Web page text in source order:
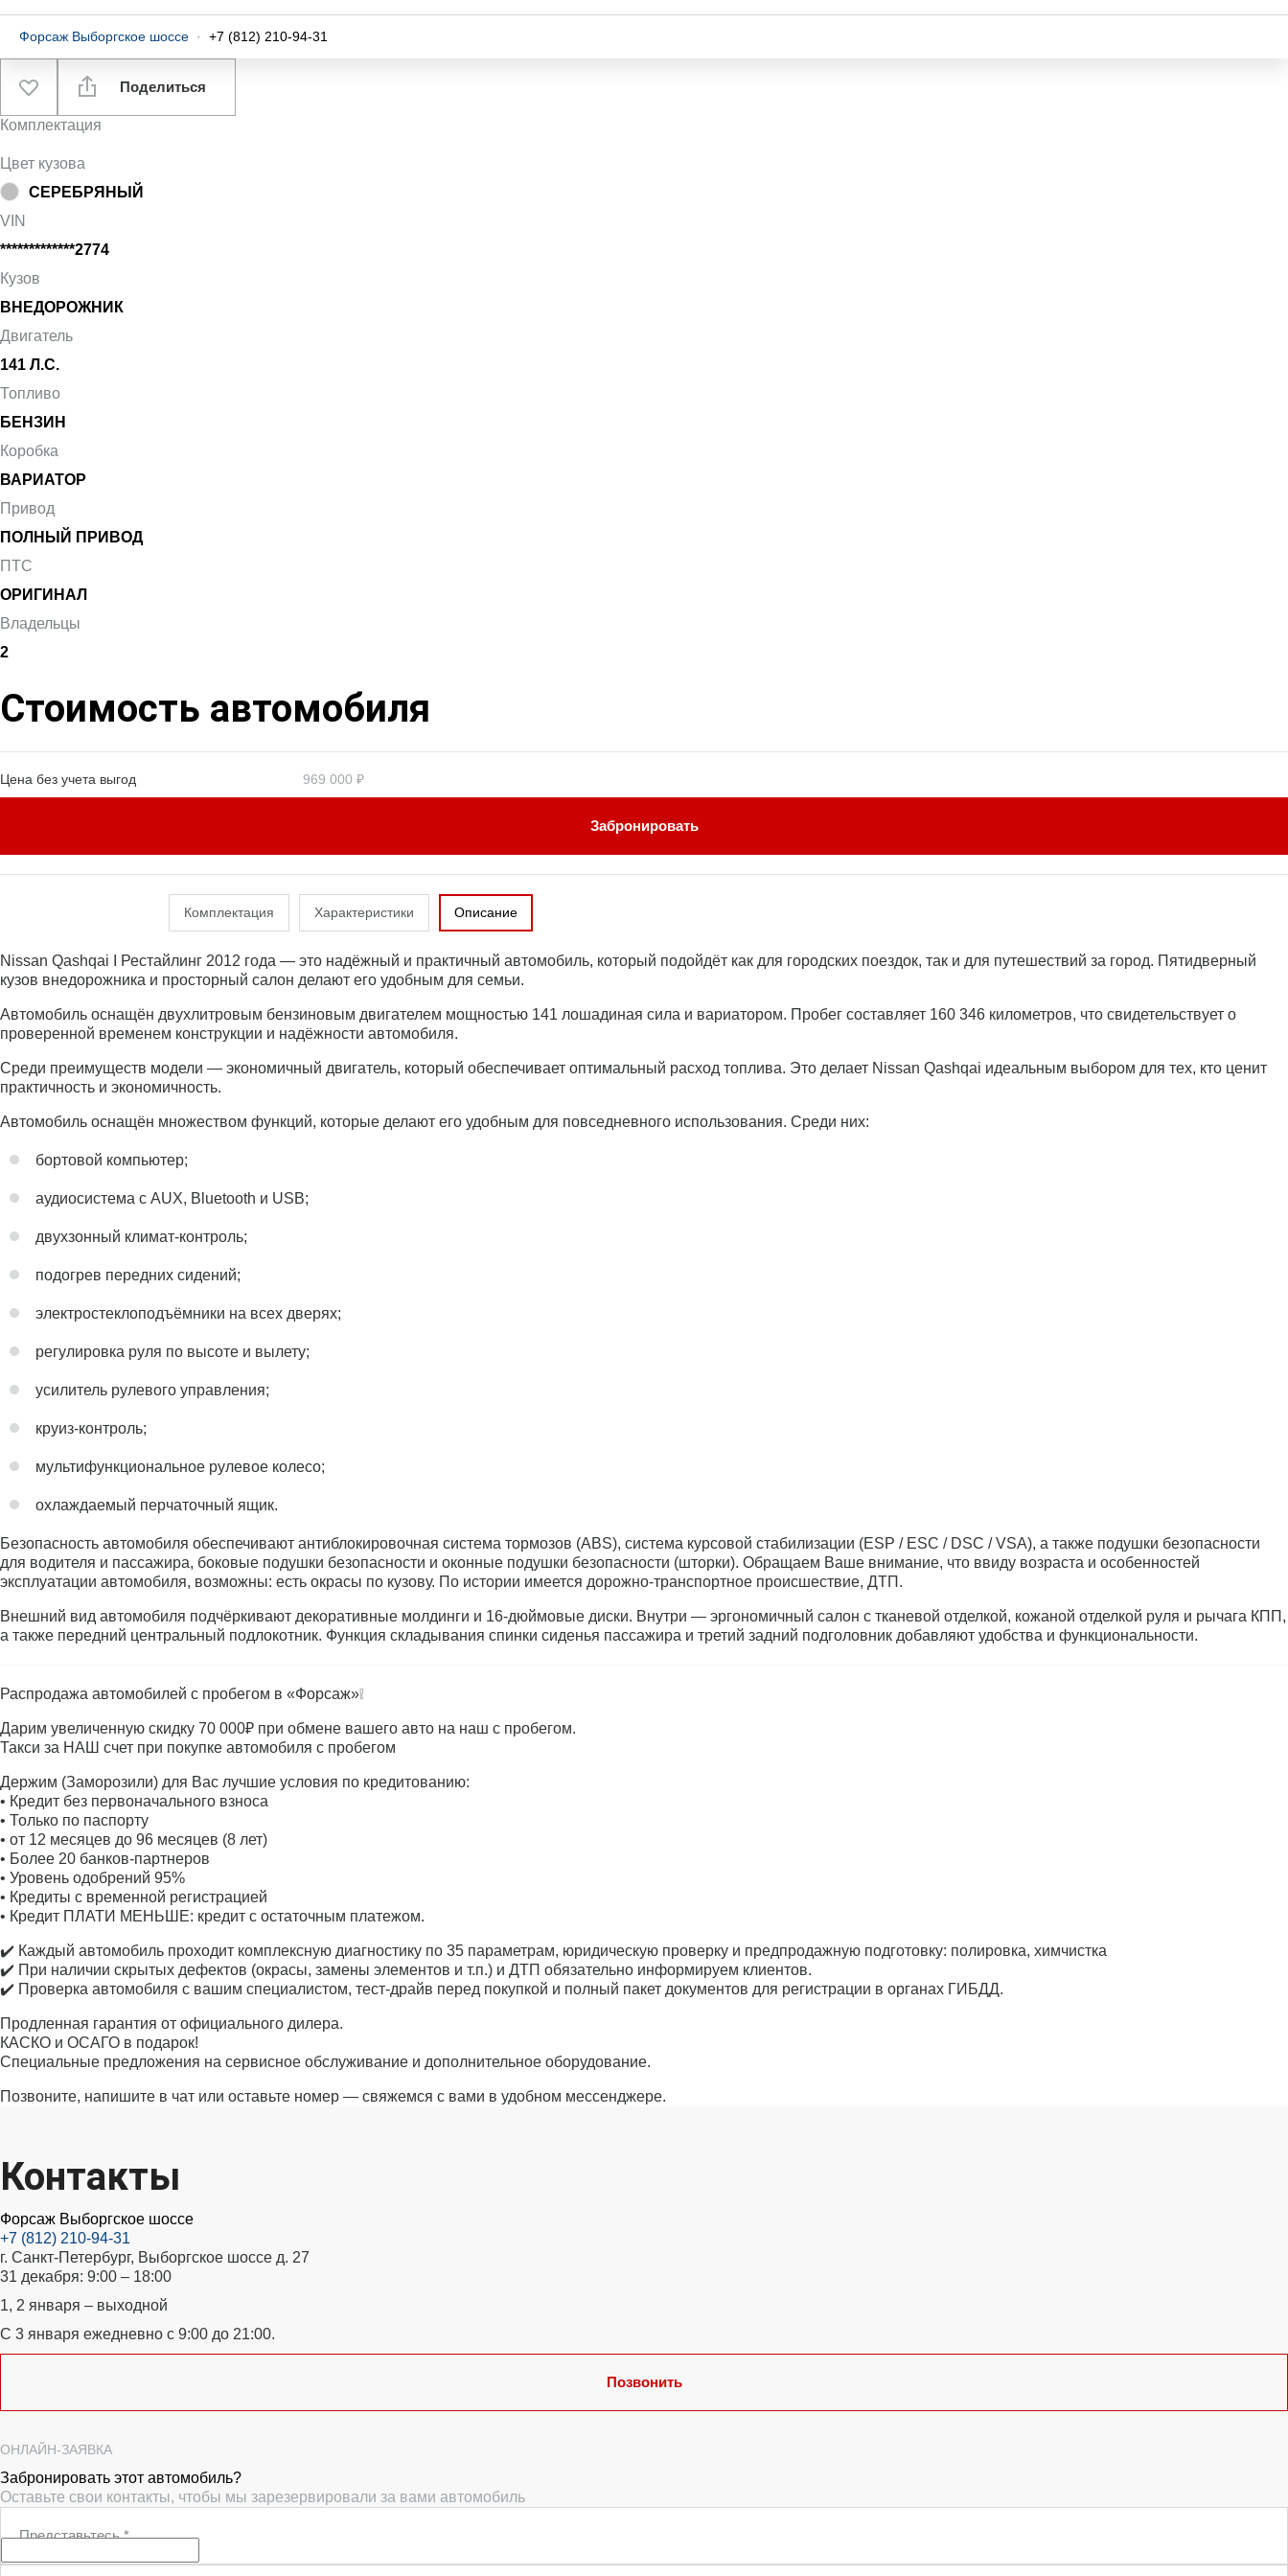
Форсаж Выборгское шоссе · +7 (812) 210-94-31
Поделиться
Комплектация
Цвет кузова
СЕРЕБРЯНЫЙ
VIN
*************2774
Кузов
ВНЕДОРОЖНИК
Двигатель
141 Л.С.
Топливо
БЕНЗИН
Коробка
ВАРИАТОР
Привод
ПОЛНЫЙ ПРИВОД
ПТС
ОРИГИНАЛ
Владельцы
2
Стоимость автомобиля
Цена без учета выгод 969 000 ₽
Забронировать
Комплектация Характеристики Описание
Nissan Qashqai I Рестайлинг 2012 года — это надёжный и практичный автомобиль, который подойдёт как для городских поездок, так и для путешествий за город. Пятидверный
кузов внедорожника и просторный салон делают его удобным для семьи.
Автомобиль оснащён двухлитровым бензиновым двигателем мощностью 141 лошадиная сила и вариатором. Пробег составляет 160 346 километров, что свидетельствует о
проверенной временем конструкции и надёжности автомобиля.
Среди преимуществ модели — экономичный двигатель, который обеспечивает оптимальный расход топлива. Это делает Nissan Qashqai идеальным выбором для тех, кто ценит
практичность и экономичность.
Автомобиль оснащён множеством функций, которые делают его удобным для повседневного использования. Среди них:
бортовой компьютер;
аудиосистема с AUX, Bluetooth и USB;
двухзонный климат-контроль;
подогрев передних сидений;
электростеклоподъёмники на всех дверях;
регулировка руля по высоте и вылету;
усилитель рулевого управления;
круиз-контроль;
мультифункциональное рулевое колесо;
охлаждаемый перчаточный ящик.
Безопасность автомобиля обеспечивают антиблокировочная система тормозов (ABS), система курсовой стабилизации (ESP / ESC / DSC / VSA), а также подушки безопасности
для водителя и пассажира, боковые подушки безопасности и оконные подушки безопасности (шторки). Обращаем Ваше внимание, что ввиду возраста и особенностей
эксплуатации автомобиля, возможны: есть окрасы по кузову. По истории имеется дорожно-транспортное происшествие, ДТП.
Внешний вид автомобиля подчёркивают декоративные молдинги и 16-дюймовые диски. Внутри — эргономичный салон с тканевой отделкой, кожаной отделкой руля и рычага КПП,
а также передний центральный подлокотник. Функция складывания спинки сиденья пассажира и третий задний подголовник добавляют удобства и функциональности.
Распродажа автомобилей с пробегом в «Форсаж»❕
Дарим увеличенную скидку 70 000₽ при обмене вашего авто на наш с пробегом.
Такси за НАШ счет при покупке автомобиля с пробегом
Держим (Заморозили) для Вас лучшие условия по кредитованию:
• Кредит без первоначального взноса
• Только по паспорту
• от 12 месяцев до 96 месяцев (8 лет)
• Более 20 банков-партнеров
• Уровень одобрений 95%
• Кредиты с временной регистрацией
• Кредит ПЛАТИ МЕНЬШЕ: кредит с остаточным платежом.
✔️ Каждый автомобиль проходит комплексную диагностику по 35 параметрам, юридическую проверку и предпродажную подготовку: полировка, химчистка
✔️ При наличии скрытых дефектов (окрасы, замены элементов и т.п.) и ДТП обязательно информируем клиентов.
✔️ Проверка автомобиля с вашим специалистом, тест-драйв перед покупкой и полный пакет документов для регистрации в органах ГИБДД.
Продленная гарантия от официального дилера.
КАСКО и ОСАГО в подарок!
Специальные предложения на сервисное обслуживание и дополнительное оборудование.
Позвоните, напишите в чат или оставьте номер — свяжемся с вами в удобном мессенджере.
Контакты
Форсаж Выборгское шоссе
+7 (812) 210-94-31
г. Санкт-Петербург, Выборгское шоссе д. 27
31 декабря: 9:00 – 18:00
1, 2 января – выходной
С 3 января ежедневно с 9:00 до 21:00.
Позвонить
ОНЛАЙН-ЗАЯВКА
Забронировать этот автомобиль?
Оставьте свои контакты, чтобы мы зарезервировали за вами автомобиль
Представьтесь*